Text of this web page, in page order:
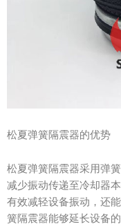
松夏弹簧隔震器的优势
松夏弹簧隔震器采用弹
减少振动传递至冷却器
有效减轻设备振动，还
簧隔震器能够延长设备